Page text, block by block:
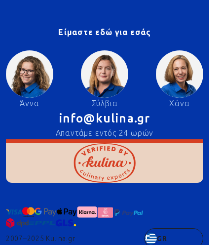
Είμαστε εδώ για εσάς
Άννα Σύλβια Χάνα
info@kulina.gr
Απαντάμε εντός 24 ωρών
2007–2025 Kulina.gr GR